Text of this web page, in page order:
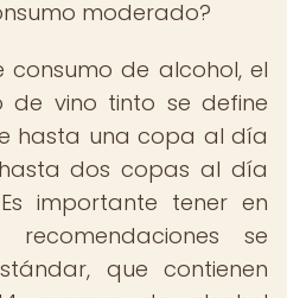
moderado?
de alcohol, el
de vino tinto se define
hasta una copa al día
dos copas al día
importante tener en
se
que contienen